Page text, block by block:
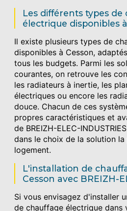
Les différents types de
électrique disponibles
Il existe plusieurs types de
disponibles à Cesson,
tous les budgets. Parmi les
courantes, on retrouve les
les radiateurs à inertie, les
électriques ou encore les
douce. Chacun de ces
propres caractéristiques et
de BREIZH-ELEC-
dans le choix de la solution
logement.
L'installation de
Cesson avec BREIZH-
Si vous envisagez d'installer
de chauffage électrique dans